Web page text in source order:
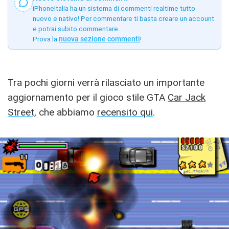
iPhoneItalia ha un sistema di commenti realtime tutto
nuovo e nativo! Per commentare ti basta creare un account
e potrai subito commentare.
Prova la nuova sezione commenti!
Tra pochi giorni verrà rilasciato un importante
aggiornamento per il gioco stile GTA Car Jack
Street, che abbiamo recensito qui.